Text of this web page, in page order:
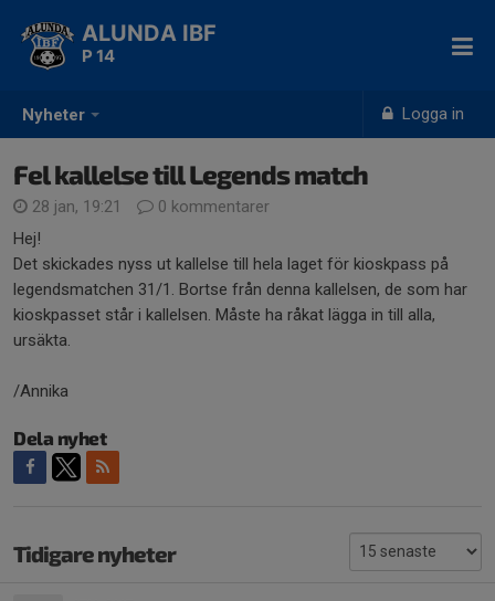
Nyheter Logga in
ALUNDA IBF
P 14
Fel kallelse till Legends match
28 jan, 19:21
0 kommentarer
Hej!
Det skickades nyss ut kallelse till hela laget för kioskpass på
legendsmatchen 31/1. Bortse från denna kallelsen, de som har
kioskpasset står i kallelsen. Måste ha råkat lägga in till alla,
ursäkta.
/Annika
Dela nyhet
Tidigare nyheter